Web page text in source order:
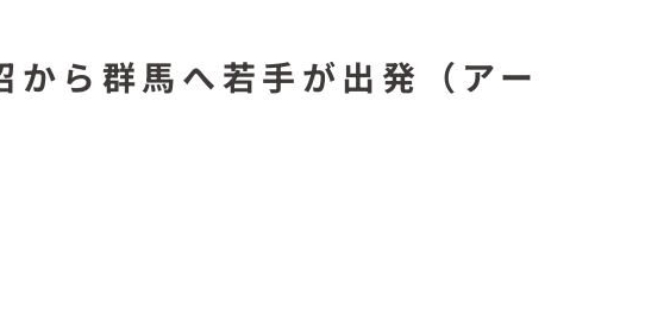
から群馬へ若手が出発（アー